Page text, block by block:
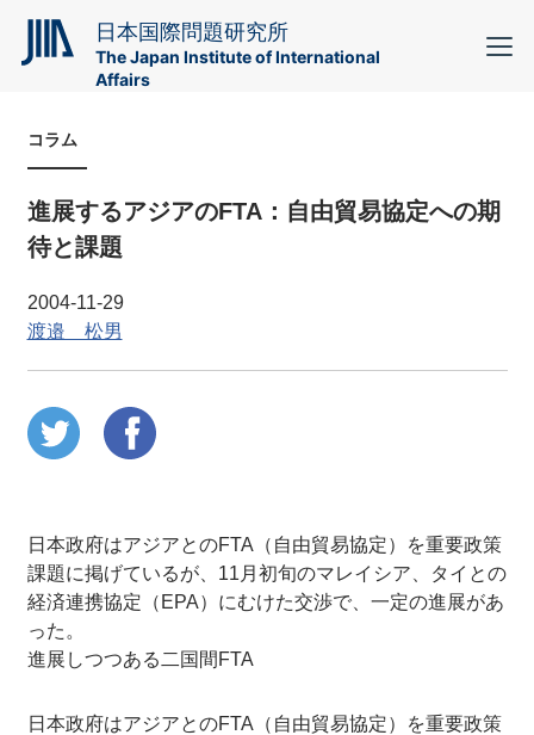
日本国際問題研究所
The Japan Institute of International
Affairs
コラム
進展するアジアのFTA：自由貿易協定への期
待と課題
2004-11-29
渡邉 松男
日本政府はアジアとのFTA（自由貿易協定）を重要政策
課題に掲げているが、11月初旬のマレイシア、タイとの
経済連携協定（EPA）にむけた交渉で、一定の進展があ
った。
進展しつつある二国間FTA
日本政府はアジアとのFTA（自由貿易協定）を重要政策